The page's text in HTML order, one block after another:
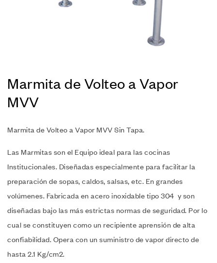
Marmita de Volteo a Vapor
MVV
Marmita de Volteo a Vapor MVV Sin Tapa.
Las Marmitas son el Equipo ideal para las cocinas
Institucionales. Diseñadas especialmente para facilitar la
preparación de sopas, caldos, salsas, etc. En grandes
volúmenes. Fabricada en acero inoxidable tipo 304 y son
diseñadas bajo las más estrictas normas de seguridad. Por lo
cual se constituyen como un recipiente aprensión de alta
confiabilidad. Opera con un suministro de vapor directo de
hasta 2.1 Kg/cm2.